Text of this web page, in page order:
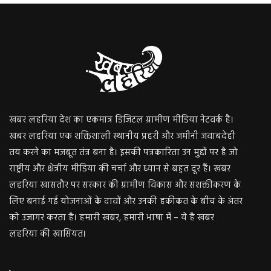
खबर लहरिया देश का एकमात्र डिजिटल ग्रामीण मीडिया नेटवर्क है।
खबर लहरिया एक शक्तिशाली स्थानीय प्रहरी और जमीनी जवाबदेही
तय करने का मजबूत तंत्र बना है। इसकी पत्रकारिता उन मुद्दों पर है जो
राष्ट्रीय और क्षेत्रीय मीडिया की चर्चा और ध्यान से बहुत दूर हैं। खबर
लहरिया खासतौर पर सरकार की ग्रामीण विकास और सशक्तीकरण के
लिए बनाई गई योजनाओं के दावों और उनकी हकीकत के बीच के अंतर
को उजागर करता है। हमारी खबर, हमारी भाषा में – ये है खबर
लहरिया की खासियत।